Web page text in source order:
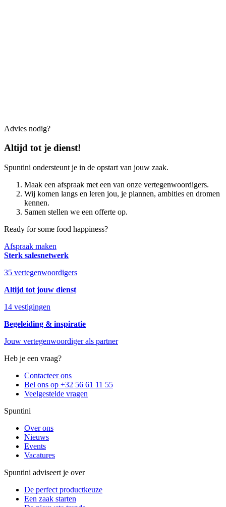
Advies nodig?
Altijd tot je dienst!
Spuntini ondersteunt je in de opstart van jouw zaak.
Maak een afspraak met een van onze vertegenwoordigers.
Wij komen langs en leren jou, je plannen, ambities en dromen
kennen.
Samen stellen we een offerte op.
Ready for some food happiness?
Afspraak maken
Sterk salesnetwerk
35 vertegenwoordigers
Altijd tot jouw dienst
14 vestigingen
Begeleiding & inspiratie
Jouw vertegenwoordiger als partner
Heb je een vraag?
Contacteer ons
Bel ons op +32 56 61 11 55
Veelgestelde vragen
Spuntini
Over ons
Nieuws
Events
Vacatures
Spuntini adviseert je over
De perfect productkeuze
Een zaak starten